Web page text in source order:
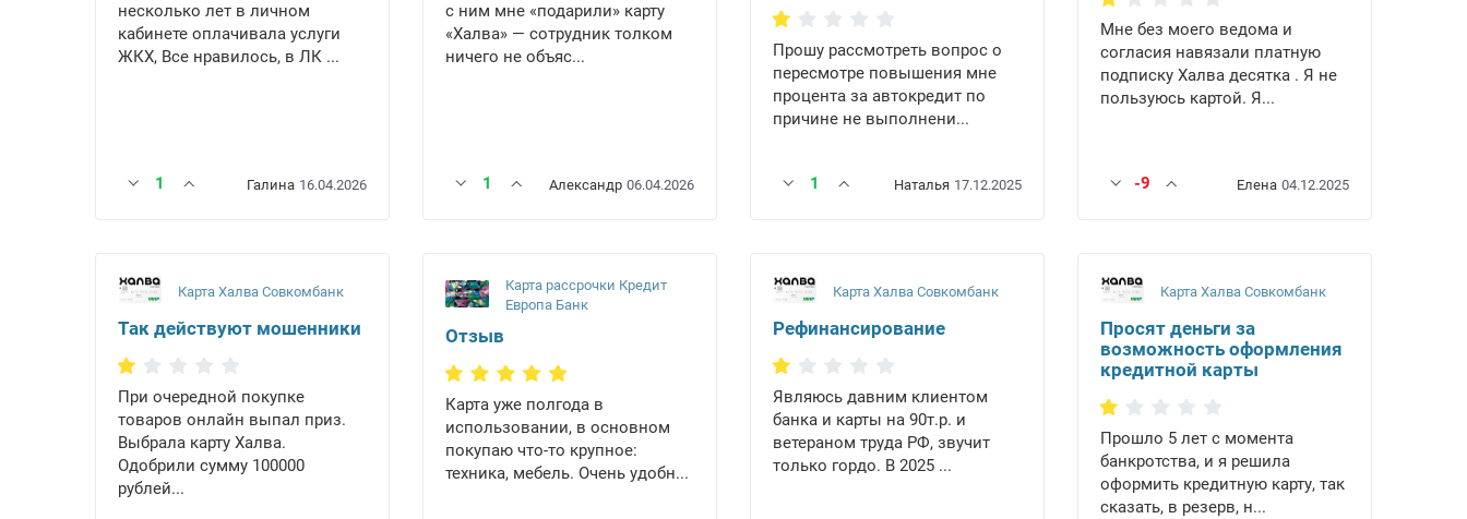
несколько лет в личном
кабинете оплачивала услуги
ЖКХ, Все нравилось, в ЛК ...
1 Галина 16.04.2026
с ним мне «подарили» карту
«Халва» — сотрудник толком
ничего не объяс...
1 Александр 06.04.2026
Прошу рассмотреть вопрос о
пересмотре повышения мне
процента за автокредит по
причине не выполнени...
1 Наталья 17.12.2025
Мне без моего ведома и
согласия навязали платную
подписку Халва десятка . Я не
пользуюсь картой. Я...
-9 Елена 04.12.2025
Карта Халва Совкомбанк
Так действуют мошенники
При очередной покупке
товаров онлайн выпал приз.
Выбрала карту Халва.
Одобрили сумму 100000
рублей...
Карта рассрочки Кредит
Европа Банк
Отзыв
Карта уже полгода в
использовании, в основном
покупаю что-то крупное:
техника, мебель. Очень удобн...
Карта Халва Совкомбанк
Рефинансирование
Являюсь давним клиентом
банка и карты на 90т.р. и
ветераном труда РФ, звучит
только гордо. В 2025 ...
Карта Халва Совкомбанк
Просят деньги за
возможность оформления
кредитной карты
Прошло 5 лет с момента
банкротства, и я решила
оформить кредитную карту, так
сказать, в резерв, н...